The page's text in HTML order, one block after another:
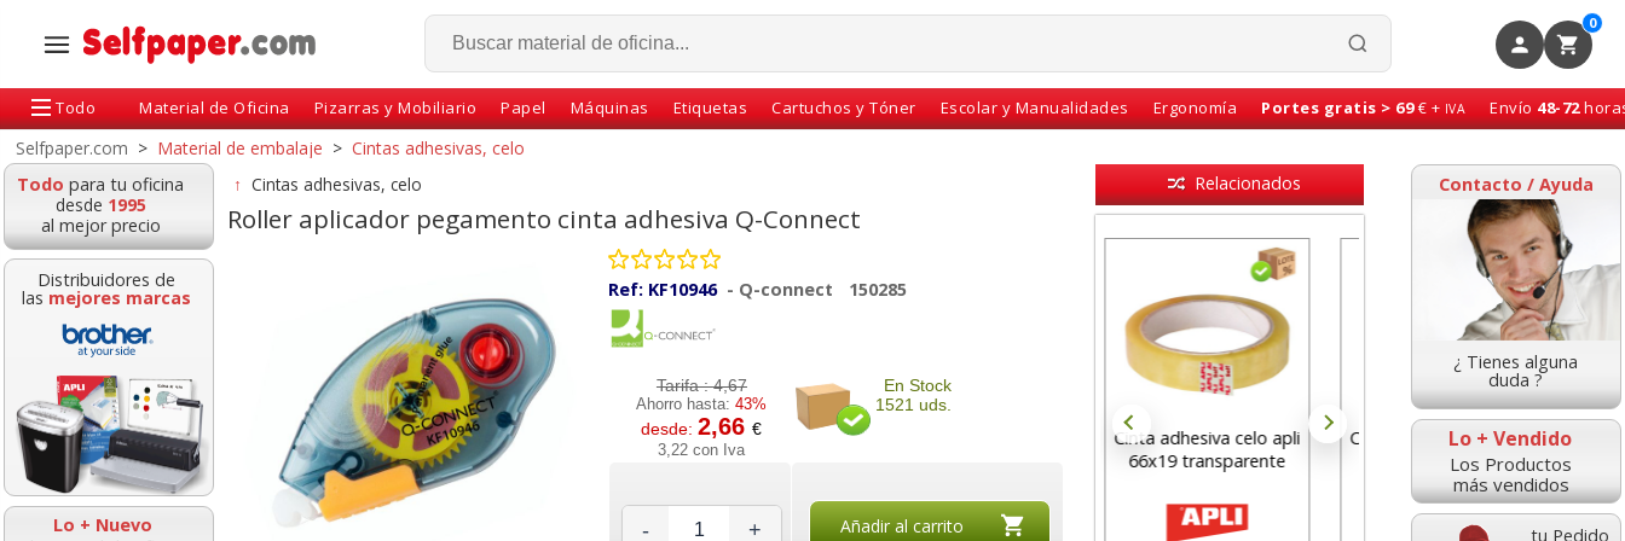
0
Todo Material de Oficina Pizarras y Mobiliario Papel Máquinas Etiquetas Cartuchos y Tóner Escolar y Manualidades Ergonomía Portes gratis > 69€ + IVA Envío 48-72
Selfpaper.com > Material de embalaje > Cintas adhesivas, celo
Todo para tu oficina
desde 1995
al mejor precio
Distribuidores de
las mejores marcas
Lo + Nuevo
Contacto / Ayuda
¿ Tienes alguna
duda ?
Lo + Vendido
Los Productos
más vendidos
tu Pedido
↑ Cintas adhesivas, celo
Roller aplicador pegamento cinta adhesiva Q-Connect
Ref: KF10946 - Q-connect 150285
Tarifa :4,67
Ahorro hasta:43%
desde:2,66€
3,22 con Iva
En Stock
1521 uds.
- + Añadir al carrito
Relacionados
celo Apli
12x33
Celo cinta adhesiva
doble cara Tesa 15 mm
x10 mts Premium
Cinta adhesiva celo fiso
Q-Connect 33x19
envase individual
Cinta Adhesiva Scotch
Magic 33x19 mm Pack
Cinta adhesiva celo Apli
12x33
Celo cinta adhesiva
doble cara Tesa 15 mm
x10 mts Premium